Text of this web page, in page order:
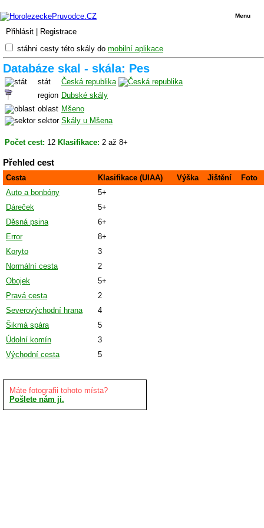
Přihlásit Registrace
Menu
stáhni cesty této skály do mobilní aplikace
Databáze skal - skála: Pes
stát
Česká republika
region Dubské skály
oblast Mšeno
sektor Skály u Mšena
Počet cest: 12 Klasifikace: 2 až 8+
Přehled cest
Cesta Klasifikace (UIAA) Výška Jištění
Foto
Auto a bonbóny
5+
Dáreček
5+
Děsná psina
6+
Error
8+
Koryto
3
Normální cesta
2
Obojek
5+
Pravá cesta
2
Severovýchodní hrana
4
Šikmá spára
5
Údolní komín
3
Východní cesta
5
Máte fotografii tohoto místa?
Pošlete nám ji.